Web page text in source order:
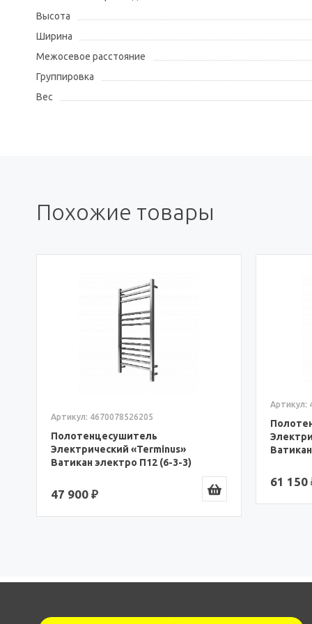
Высота
Ширина
Межосевое расстояние
Группировка
Вес
Похожие товары
Артикул: 4670078526205
Полотенцесушитель
Электрический «Terminus»
Ватикан электро П12 (6-3-3)
47 900 ₽
Артикул:
61 150